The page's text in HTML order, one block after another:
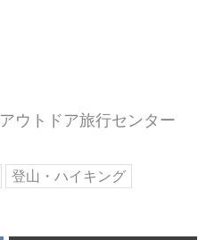
アウトドア旅行センター
登山・ハイキング